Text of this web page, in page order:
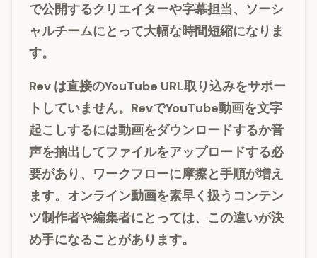
で公開するクリエイターや字幕担当、ソーシ
ャルチームにとって大幅な時間短縮になりま
す。
Rev は直接のYouTube URL取り込みをサポー
トしていません。RevでYouTube動画を文字
起こしするには動画をダウンロードするか音
声を抽出してファイルをアップロードする必
要があり、ワークフローに摩擦と手順が増え
ます。オンライン動画を素早く扱うコンテン
ツ制作者や編集者にとっては、この違いが決
め手になることがあります。